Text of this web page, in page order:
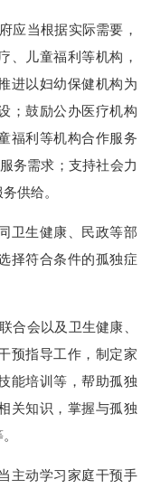
应当根据实际需要，
、儿童福利等机构，
进以妇幼保健机构为
；鼓励公办医疗机构
福利等机构合作服务
务需求；支持社会力
供给。
生健康、民政等部
择符合条件的孤独症
合会以及卫生健康、
预指导工作，制定家
能培训等，帮助孤独
关知识，掌握与孤独
动学习家庭干预手